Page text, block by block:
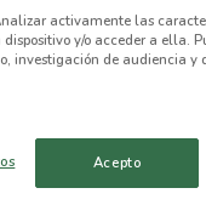
activamente las
y/o acceder a ella.
investigación de audiencia y
Acepto